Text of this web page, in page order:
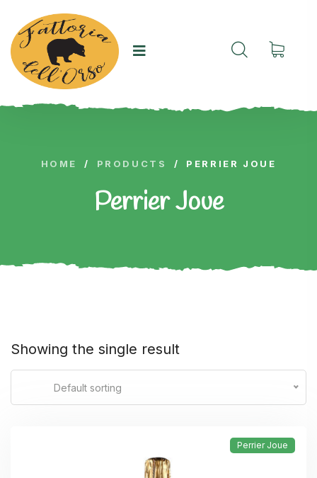
HOME / PRODUCTS / PERRIER JOUE
Perrier Joue
Showing the single result
Default sorting
Perrier Joue